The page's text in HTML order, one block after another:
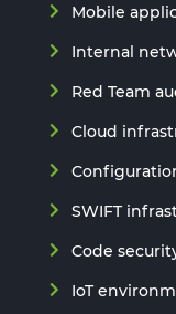
Mobile
Internal
Red Team
Cloud
SWIFT
Code
IoT